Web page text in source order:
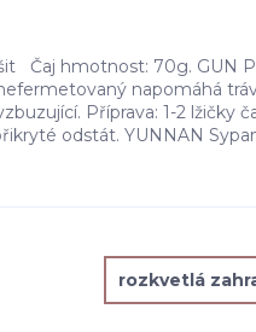
Čaj hmotnost: 70g. GUN
napomáhá
Příprava: 1-2 lžičky
odstát. YUNNAN